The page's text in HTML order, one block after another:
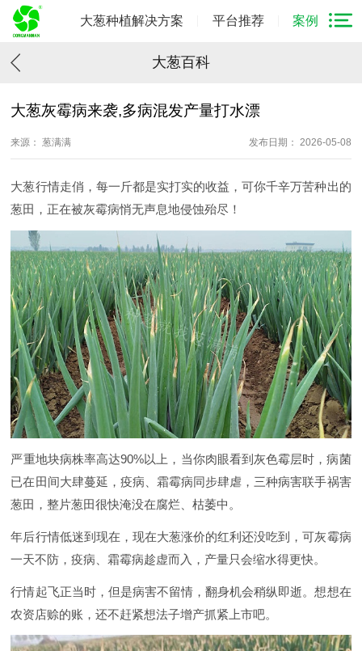
大葱种植解决方案 平台推荐 案例
大葱百科
大葱灰霉病来袭,多病混发产量打水漂
来源： 葱满满 发布日期： 2026-05-08
大葱行情走俏，每一斤都是实打实的收益，可你千辛万苦种出的
葱田，正在被灰霉病悄无声息地侵蚀殆尽！
严重地块病株率高达90%以上，当你肉眼看到灰色霉层时，病菌
已在田间大肆蔓延，疫病、霜霉病同步肆虐，三种病害联手祸害
葱田，整片葱田很快淹没在腐烂、枯萎中。
年后行情低迷到现在，现在大葱涨价的红利还没吃到，可灰霉病
一天不防，疫病、霜霉病趁虚而入，产量只会缩水得更快。
行情起飞正当时，但是病害不留情，翻身机会稍纵即逝。想想在
农资店赊的账，还不赶紧想法子增产抓紧上市吧。